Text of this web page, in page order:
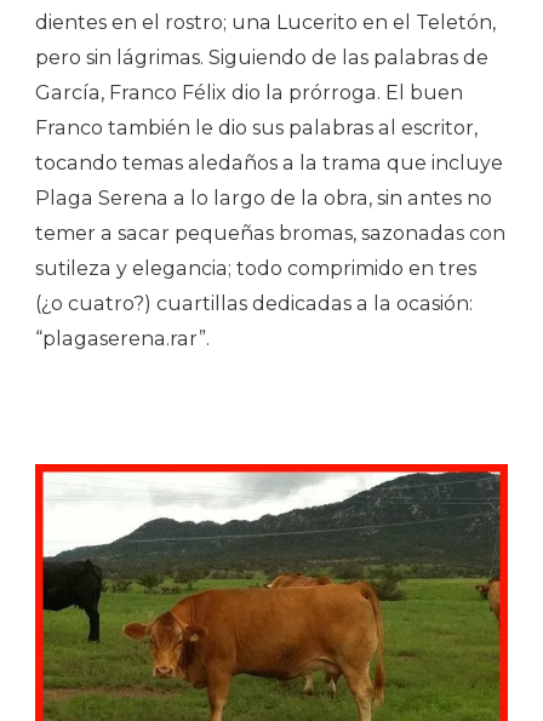
dientes en el rostro; una Lucerito en el Teletón,
pero sin lágrimas. Siguiendo de las palabras de
García, Franco Félix dio la prórroga. El buen
Franco también le dio sus palabras al escritor,
tocando temas aledaños a la trama que incluye
Plaga Serena a lo largo de la obra, sin antes no
temer a sacar pequeñas bromas, sazonadas con
sutileza y elegancia; todo comprimido en tres
(¿o cuatro?) cuartillas dedicadas a la ocasión:
“plagaserena.rar”.